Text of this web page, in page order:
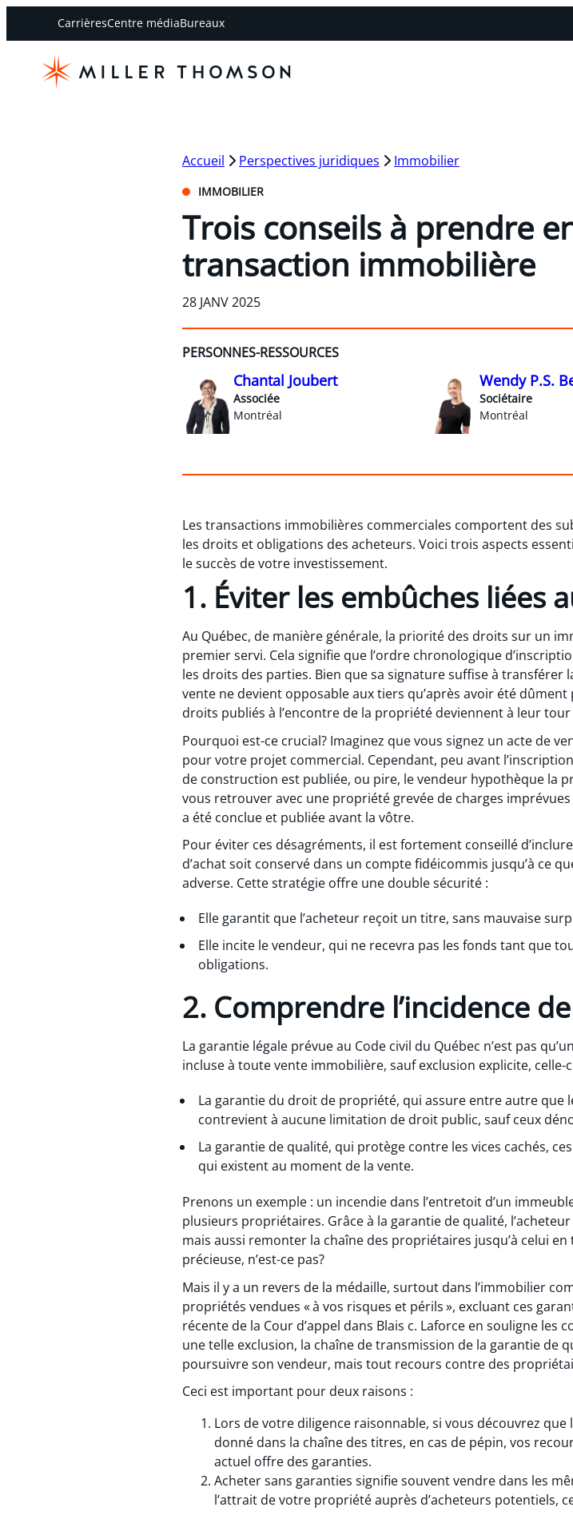
CarrièresCentre médiaBureaux
Accueil Perspectives juridiques Immobilier
IMMOBILIER
Trois conseils à prendre
transaction immobilière
28 JANV 2025
PERSONNES-RESSOURCES
Chantal Joubert
Associée
Montréal
Wendy P.S.
Sociétaire
Montréal
Les transactions immobilières commerciales comportent des
les droits et obligations des acheteurs. Voici trois aspects
le succès de votre investissement.
1. Éviter les embûches liées
Au Québec, de manière générale, la priorité des droits sur un
premier servi. Cela signifie que l’ordre chronologique
les droits des parties. Bien que sa signature suffise à transférer
vente ne devient opposable aux tiers qu’après avoir été
droits publiés à l’encontre de la propriété deviennent à leur
Pourquoi est-ce crucial? Imaginez que vous signez un acte de
pour votre projet commercial. Cependant, peu avant
de construction est publiée, ou pire, le vendeur hypothèque la
vous retrouver avec une propriété grevée de charges
a été conclue et publiée avant la vôtre.
Pour éviter ces désagréments, il est fortement conseillé
d’achat soit conservé dans un compte fidéicommis jusqu’à ce
adverse. Cette stratégie offre une double sécurité :
Elle garantit que l’acheteur reçoit un titre, sans mauvaise
Elle incite le vendeur, qui ne recevra pas les fonds tant que
obligations.
2. Comprendre l’incidence
La garantie légale prévue au Code civil du Québec n’est pas
incluse à toute vente immobilière, sauf exclusion explicite,
La garantie du droit de propriété, qui assure entre autre que
contrevient à aucune limitation de droit public, sauf ceux
La garantie de qualité, qui protège contre les vices cachés,
qui existent au moment de la vente.
Prenons un exemple : un incendie dans l’entretoit d’un
plusieurs propriétaires. Grâce à la garantie de qualité,
mais aussi remonter la chaîne des propriétaires jusqu’à celui
précieuse, n’est-ce pas?
Mais il y a un revers de la médaille, surtout dans l’immobilier
propriétés vendues « à vos risques et périls », excluant ces
récente de la Cour d’appel dans Blais c. Laforce en souligne les
une telle exclusion, la chaîne de transmission de la garantie de
poursuivre son vendeur, mais tout recours contre des
Ceci est important pour deux raisons :
Lors de votre diligence raisonnable, si vous découvrez
donné dans la chaîne des titres, en cas de pépin, vos
actuel offre des garanties.
Acheter sans garanties signifie souvent vendre dans les
l’attrait de votre propriété auprès d’acheteurs potentiels,